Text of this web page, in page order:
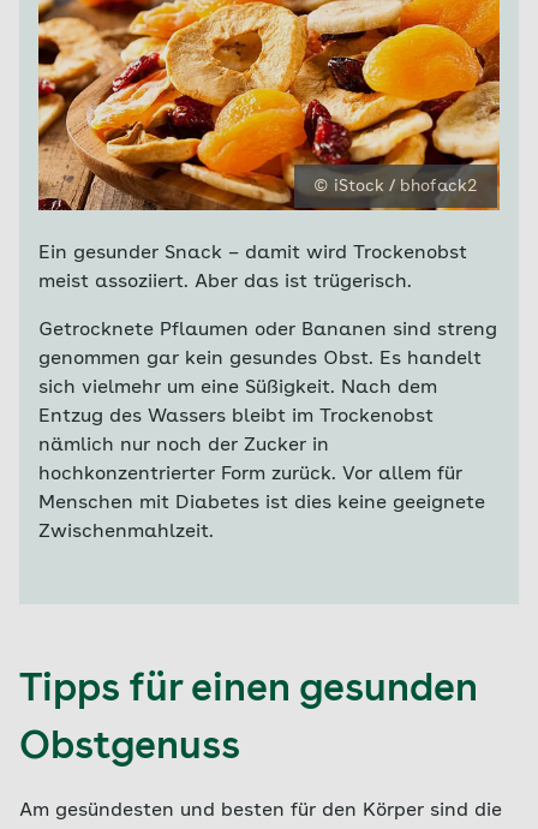
© iStock / bhofack2
Ein gesunder Snack – damit wird Trockenobst
meist assoziiert. Aber das ist trügerisch.
Getrocknete Pflaumen oder Bananen sind streng
genommen gar kein gesundes Obst. Es handelt
sich vielmehr um eine Süßigkeit. Nach dem
Entzug des Wassers bleibt im Trockenobst
nämlich nur noch der Zucker in
hochkonzentrierter Form zurück. Vor allem für
Menschen mit Diabetes ist dies keine geeignete
Zwischenmahlzeit.
Tipps für einen gesunden
Obstgenuss
Am gesündesten und besten für den Körper sind die